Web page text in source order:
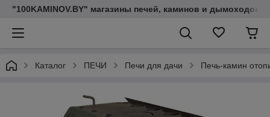
"100KAMINOV.BY" магазины печей, каминов и дымоходов
Каталог ПЕЧИ Печи для дачи Печь-камин